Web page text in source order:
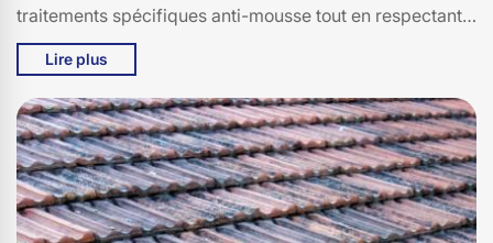
traitements spécifiques anti-mousse tout en respectant
son matériau. Ne laissez pas la fragilité de vos tuiles
endomager votre maison. Appelez-nous pour un service
professionnel!
Lire plus